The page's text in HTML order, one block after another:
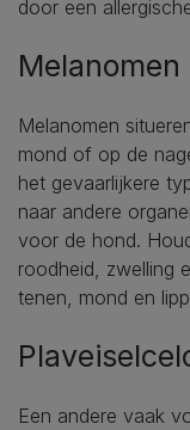
door een
Melanomen
Melanomen
mond of op de
het gevaarlijkere
naar andere
voor de hond.
roodheid, zwelling
tenen, mond en
Een andere vaak